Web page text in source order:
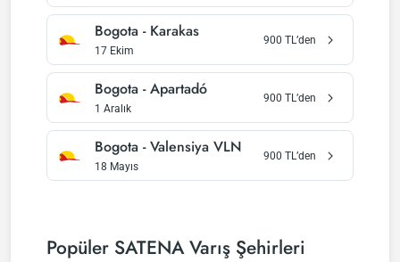
Bogota - Karakas
17 Ekim
900 TL’den
Bogota -Apartadó
1 Aralık
900 TL’den
Bogota -Valensiya VLN
18 Mayıs
900 TL’den
Popüler SATENA Varış Şehirleri